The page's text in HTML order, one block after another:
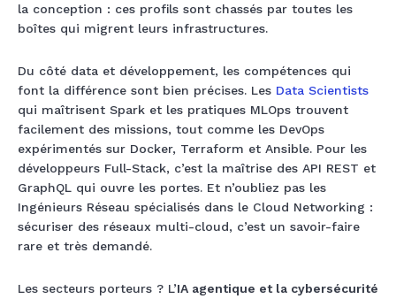
la conception : ces profils sont chassés par toutes les
boîtes qui migrent leurs infrastructures.
Du côté data et développement, les compétences qui
font la différence sont bien précises. Les Data Scientists
qui maîtrisent Spark et les pratiques MLOps trouvent
facilement des missions, tout comme les DevOps
expérimentés sur Docker, Terraform et Ansible. Pour les
développeurs Full-Stack, c’est la maîtrise des API REST et
GraphQL qui ouvre les portes. Et n’oubliez pas les
Ingénieurs Réseau spécialisés dans le Cloud Networking :
sécuriser des réseaux multi-cloud, c’est un savoir-faire
rare et très demandé.
Les secteurs porteurs ? L’IA agentique et la cybersécurité